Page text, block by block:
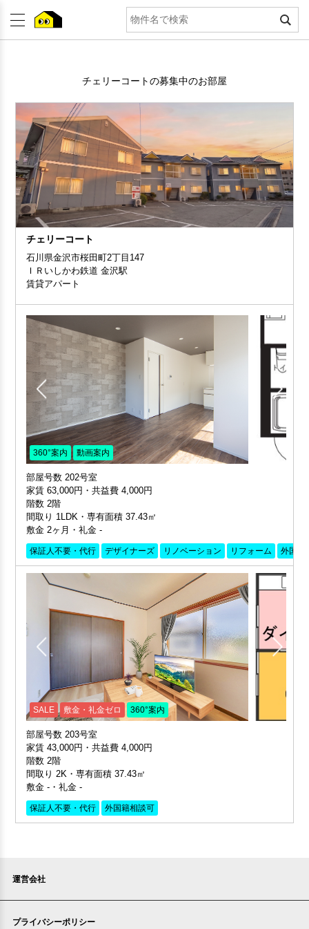
チェリーコートの募集中のお部屋
チェリーコート
石川県金沢市桜田町2丁目147
ＩＲいしかわ鉄道 金沢駅
賃貸アパート
360°案内 動画案内
部屋号数 202号室
家賃 63,000円・共益費 4,000円
階数 2階
間取り 1LDK・専有面積 37.43㎡
敷金 2ヶ月・礼金 -
保証人不要・代行 デザイナーズ リノベーション リフォーム 外国籍
SALE 敷金・礼金ゼロ 360°案内
部屋号数 203号室
家賃 43,000円・共益費 4,000円
階数 2階
間取り 2K・専有面積 37.43㎡
敷金 -・礼金 -
保証人不要・代行 外国籍相談可
運営会社
プライバシーポリシー